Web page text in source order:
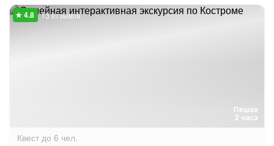
Пешая
2 часа
13 отзывов
Квест до 6 чел.